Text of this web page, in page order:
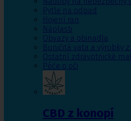
Pytle na odpad
Hojení ran
Náplasti
Obvazy a obinadla
Buničitá vata a výrobky
Ostatní zdravotnické
Péče o oči
CBD z konopí